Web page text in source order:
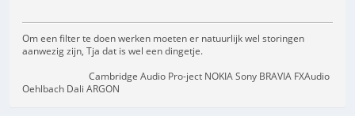
Om een filter te doen werken moeten er natuurlijk wel storingen
aanwezig zijn, Tja dat is wel een dingetje.
Cambridge Audio Pro-ject NOKIA Sony BRAVIA FXAudio
Oehlbach Dali ARGON